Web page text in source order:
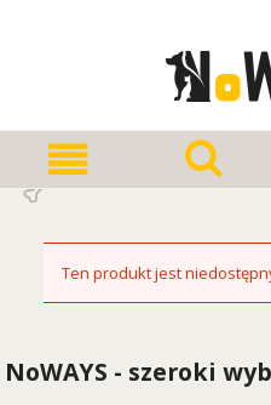
Ten produkt jest
NoWAYS - szeroki